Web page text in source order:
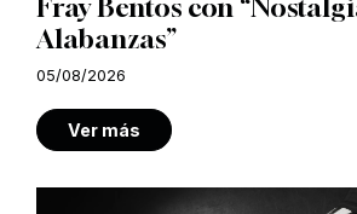
Fray Bentos con
Alabanzas”
05/08/2026
Ver más